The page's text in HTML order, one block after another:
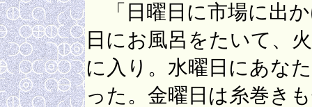
「日曜日に市場に出
日にお風呂をたいて、
に入り。水曜日にあな
った。金曜日は糸巻き